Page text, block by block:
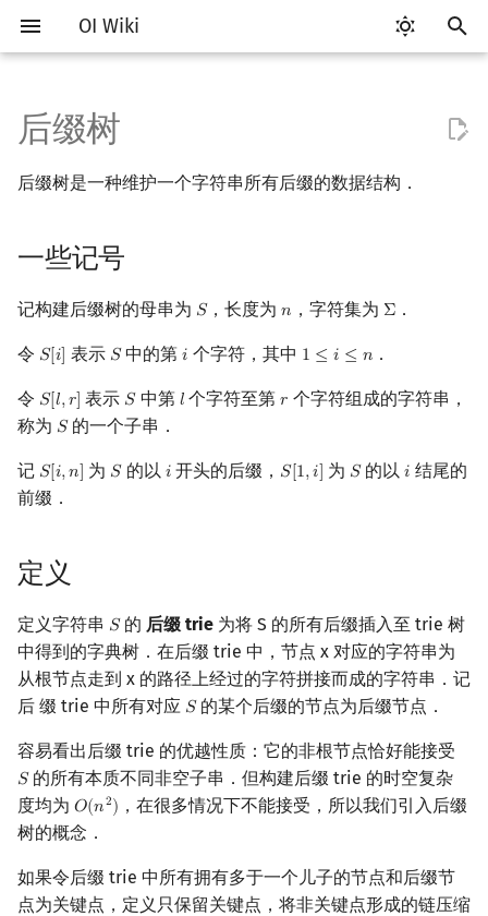
OI Wiki
入
以
开
索
Getting Started
如何参与
OI Wiki 不是什么
格式手册
数学符号表
F.A.Q.
致谢
比赛相关简介
题型
学习路线
学习资源
技巧
常见技巧
出题
工具软件简介
Atom
Eclipse
Kate
Geany
Xcode
Sublime Text
Code::Blocks
评测工具
CCR Plus
Lemon
命令行
命令行编译与调试
编译器
WSL (Windows 10)
Testlib
Validator
Interactor
Polygon
OJ 工具
Git
语言基础简介
运算
流程控制语句
函数
C++ 标准库
bitset
string
C++ 进阶 重载运算符
引用
新版 C++ 特性
编译优化
C++ 与其他常用语言的区别
Pascal 转 C++ 急救
Python 速成
Java 进阶
算法基础简介
枚举
模拟
递归 & 分治
贪心
排序
插入排序
计数排序
快速排序
桶排序
希尔排序
Tim 排序
排序应用
二分
倍增
构造
搜索部分简介
BFS（搜索）
双向搜索
启发式搜索
A*
迭代加深搜索
回溯法
Dancing Links
Alpha–Beta 剪枝
动态规划部分简介
记忆化搜索
背包 DP
区间 DP
DAG 上的 DP
树形 DP
数位 DP
插头 DP
计数 DP
概率 DP
DP 套 DP
DP 优化
四边形不等式优化
Slope Trick 优化
状态设计优化
后缀数组简介
一些记号
后缀树的建立
支持前端动态添加字符的算
支持后端动态添加字符的算
法
朴素算法
Ukkonen 算法
作用
例题
动机（SAM）
CF235C Cyclical Quest
参考文献
数学部分简介
数字系统
格雷码
位操作
二进制集合操作
高精度计算
快速幂
弧度制与坐标系
复数
数论
最大公约数
欧拉函数
分解质因数
模逆元
线性同余方程
升幂引理
卢卡斯定理
快速数论变换
快速沃尔什变换
多项式牛顿迭代
常系数齐次线性递推
多项式平移|连续点值平移
Lagrange 反演
普通生成函数
组合数学
斐波那契数列
错位排列
斯特林数
Entringer Number
Eulerian Number
范德蒙德卷积
图论计数
线性代数
矩阵
初等变换
线性空间
特征多项式
对角化
线性规划
域论
Schreier–Sims 算法
随机变量的数字特征
概率不等式
非公平组合游戏
牛顿迭代法
数据结构部分简介
队列
链表
哈希表
并查集
堆
左偏树
树分块
Sqrt Tree
单调栈
单调队列
ST 表
线段树
猫树
区间最值操作 & 区间历史
划分树
二叉搜索树 & 平衡树
WBLT
替罪羊树
Size Balanced Tree
左偏红黑树
AA 树
可持久化平衡树
可持久化字典树
树状数组套权值线段树
分块套树状数组
Top Tree
图论部分简介
图的存储
DFS（图论）
BFS（图论）
树上问题
树的重心
最近公共祖先
树上启发式合并
动态树分治
AHU 算法
树上随机游走
有向无环图
最短路问题
同余最短路
生成树问题
斯坦纳树
连通性相关
圆方树
点/边连通度
环计数问题
最小环
费用流
上下界网络流
一般图最大匹配
一般图最大权匹配
计算几何部分简介
三维计算几何基础
距离
Pick 定理
三角剖分
凸包
旋转卡壳
半平面交
平面最近点对
反演变换
计算几何杂项
杂项简介
双指针
离线算法 莫队算法
分数规划
随机化
模拟退火
悬线法
计算理论基础
字节顺序
约瑟夫问题
在一台机器上规划任务
主元素问题
Garsia–Wachs 算法
RMQ
括号序列
线段树与离线询问
后缀树
后缀树是一种维护一个字符串所有后缀的数据结构．
一些记号
记构建后缀树的母串为 𝑆
S，长度为𝑛
n ，字符集为 Σ
Σ ．
令 𝑆[𝑖]
S[i] 表示 𝑆
S中的第𝑖
i 个字符，其中 1 ≤ 𝑖 ≤ 𝑛
1≤i≤ n ．
令 𝑆[𝑙,𝑟]
S[l,r] 表示 𝑆
S中第 𝑙l 个字符至第𝑟
r 个字符组成的字符串，
称为 𝑆
S的一个子串．
记 𝑆[𝑖,𝑛]
S[i,n] 为 𝑆
S的以 𝑖
i 开头的后缀， 𝑆[1,𝑖]
S[1,i] 为 𝑆
S的以𝑖
i 结尾的
前缀．
定义
定义字符串 𝑆
S的 后缀 trie 为将 S 的所有后缀插入至 trie 树
中得到的字典树．在后缀 trie 中，节点 x 对应的字符串为
从根节点走到 x 的路径上经过的字符拼接而成的字符串．记
后 缀 trie 中所有对应 𝑆
S的某个后缀的节点为后缀节点．
容易看出后缀 trie 的优越性质：它的非根节点恰好能接受
𝑆
S的所有本质不同非空子串．但构建后缀 trie 的时空复杂
度均为 𝑂(𝑛2)
O(n2) ，在很多情况下不能接受，所以我们引入后缀
树的概念．
如果令后缀 trie 中所有拥有多于一个儿子的节点和后缀节
点为关键点，定义只保留关键点，将非关键点形成的链压缩